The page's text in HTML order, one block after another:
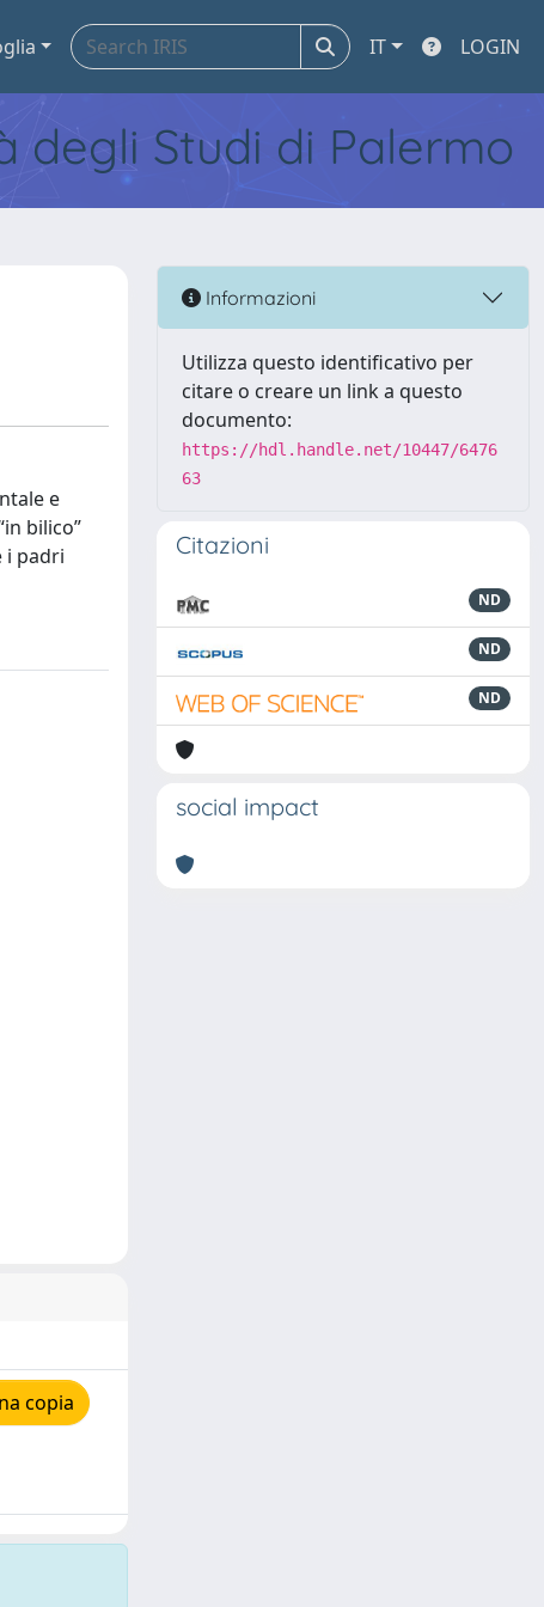
IT LOGIN
degli Studi di Palermo
e
bilico”
i padri
copia
Informazioni
Utilizza questo identificativo per
citare o creare un link a questo
documento:
https://hdl.handle.net/10447/6476
63
Citazioni
ND
ND
ND
social impact